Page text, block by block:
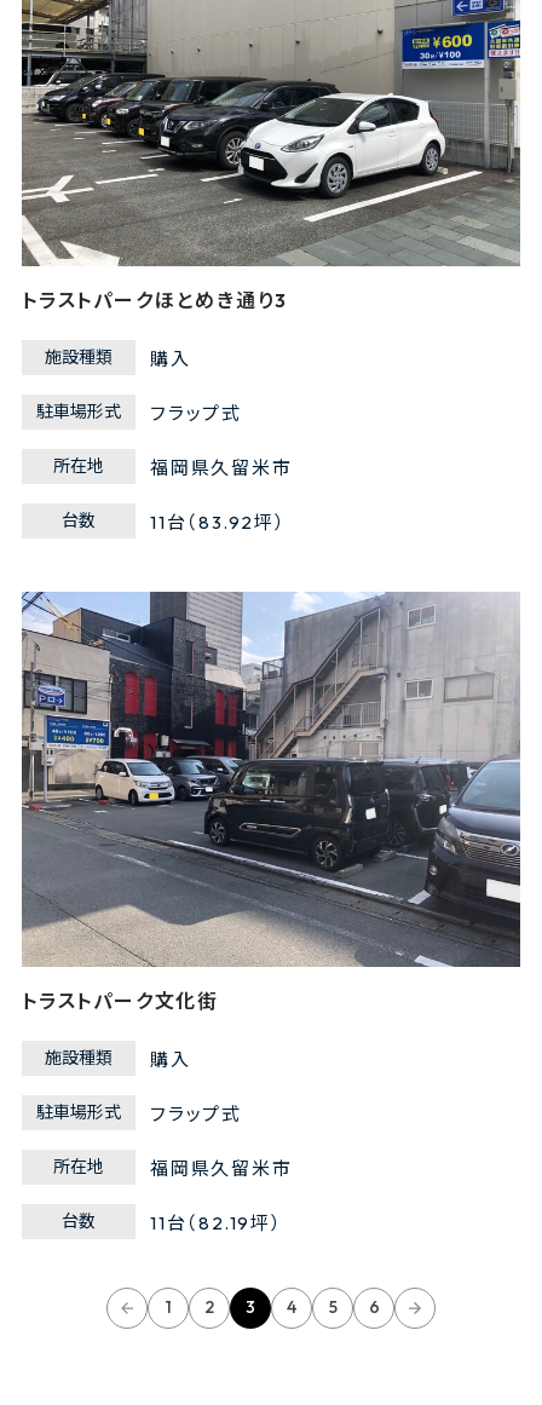
トラストパークほとめき通り3
施設種類 購入
駐車場形式 フラップ式
所在地 福岡県久留米市
台数 11台（83.92坪）
トラストパーク文化街
施設種類 購入
駐車場形式 フラップ式
所在地 福岡県久留米市
台数 11台（82.19坪）
1 2 3 4 5 6